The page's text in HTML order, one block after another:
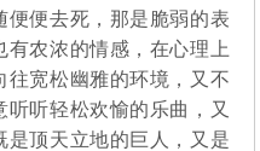
便便去死，那是脆弱的表
农浓的情感，在心理上
往宽松幽雅的环境，又不
听轻松欢愉的乐曲，又
是顶天立地的巨人，又是